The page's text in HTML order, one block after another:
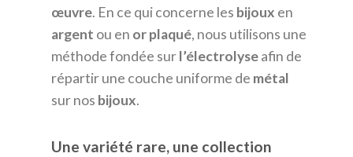
œuvre. En ce qui concerne les bijoux en
argent ou en orplaqué, nous utilisons une
méthode fondée surl’électrolyseafin de
répartir une couche uniforme de métal
sur nos bijoux.
Une variété rare, une collection